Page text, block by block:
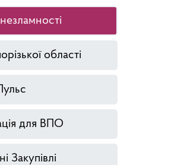
області
для ВПО
Закупівлі